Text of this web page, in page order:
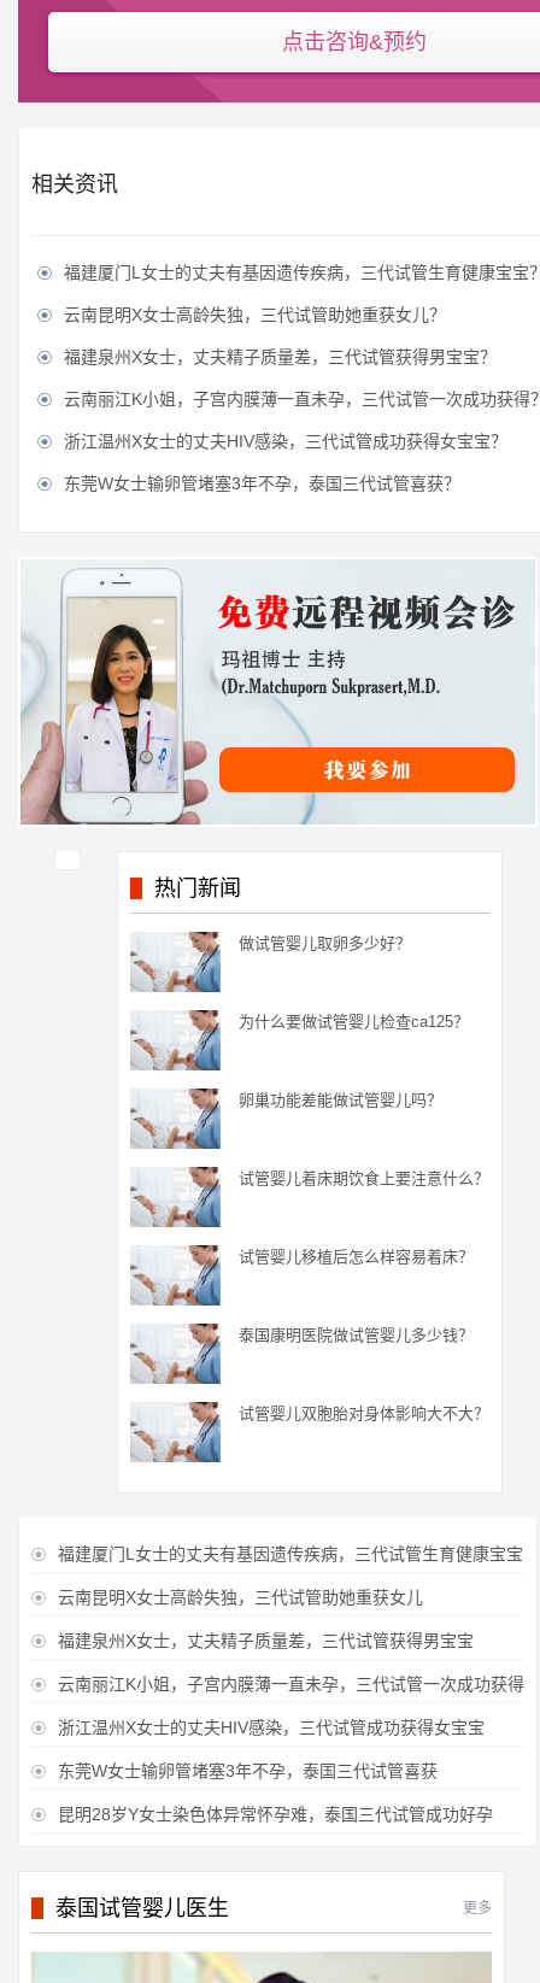
点击咨询&预约
相关资讯
 福建厦门L女士的丈夫有基因遗传疾病，三代试管生育健康宝宝
 云南昆明X女士高龄失独，三代试管助她重获女儿？
 福建泉州X女士，丈夫精子质量差，三代试管获得男宝宝？
 云南丽江K小姐，子宫内膜薄一直未孕，三代试管一次成功获得
 浙江温州X女士的丈夫HIV感染，三代试管成功获得女宝宝？
 东莞W女士输卵管堵塞3年不孕，泰国三代试管喜获？
热门新闻
做试管婴儿取卵多少好？
为什么要做试管婴儿检查ca125？
卵巢功能差能做试管婴儿吗？
试管婴儿着床期饮食上要注意什么？
试管婴儿移植后怎么样容易着床？
泰国康明医院做试管婴儿多少钱？
试管婴儿双胞胎对身体影响大不大？
 福建厦门L女士的丈夫有基因遗传疾病，三代试管生育健康宝宝
 云南昆明X女士高龄失独，三代试管助她重获女儿
 福建泉州X女士，丈夫精子质量差，三代试管获得男宝宝
 云南丽江K小姐，子宫内膜薄一直未孕，三代试管一次成功获得
 浙江温州X女士的丈夫HIV感染，三代试管成功获得女宝宝
 东莞W女士输卵管堵塞3年不孕，泰国三代试管喜获
 昆明28岁Y女士染色体异常怀孕难，泰国三代试管成功好孕
泰国试管婴儿医生 更多